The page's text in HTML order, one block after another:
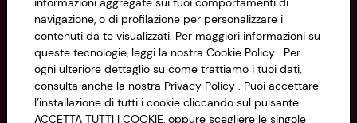
Cookie Policy
Impostazioni Cookie
Accessibilità
CONAD SOCIETÀ COOPERATIVA
Via Michelino, 59 | 40127 BOLOGNA
Codice Fiscale e Registro Imprese
di Bologna 00865960157
navigazione, o di profilazione per personalizzare i
contenuti da te visualizzati. Per maggiori informazioni su
queste tecnologie, leggi la nostra Cookie Policy . Per
ogni ulteriore dettaglio su come trattiamo i tuoi dati,
consulta anche la nostra Privacy Policy . Puoi accettare
l’installazione di tutti i cookie cliccando sul pulsante
ACCETTA TUTTI I COOKIE, oppure scegliere le singole